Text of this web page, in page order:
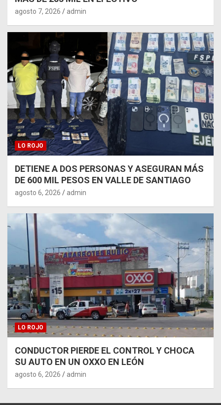
agosto 7, 2026 admin
LO ROJO
DETIENE A DOS PERSONAS Y ASEGURAN MÁS
DE 600 MIL PESOS EN VALLE DE SANTIAGO
agosto 6, 2026 admin
LO ROJO
CONDUCTOR PIERDE EL CONTROL Y CHOCA
SU AUTO EN UN OXXO EN LEÓN
agosto 6, 2026 admin